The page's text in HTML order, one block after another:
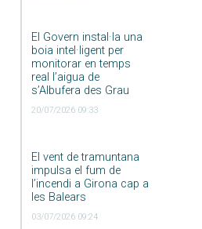
El Govern instal·la una
boia intel·ligent per
monitorar en temps
real l’aigua de
s’Albufera des Grau
20/07/2026 09:33
El vent de tramuntana
impulsa el fum de
l’incendi a Girona cap a
les Balears
03/07/2026 09:24